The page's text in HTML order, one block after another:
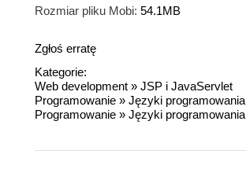
Rozmiar pliku Mobi: 54.1MB
Zgłoś erratę
Kategorie:
Web development » JSP i JavaServlet
Programowanie » Języki programowania
Programowanie » Języki programowania